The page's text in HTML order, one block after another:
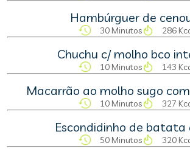
Hambúrguer de
30 Minutos 286
Chuchu c/ molho bco
10 Minutos 143
Macarrão ao molho sugo
10 Minutos 327
Escondidinho de batata
50 Minutos 320